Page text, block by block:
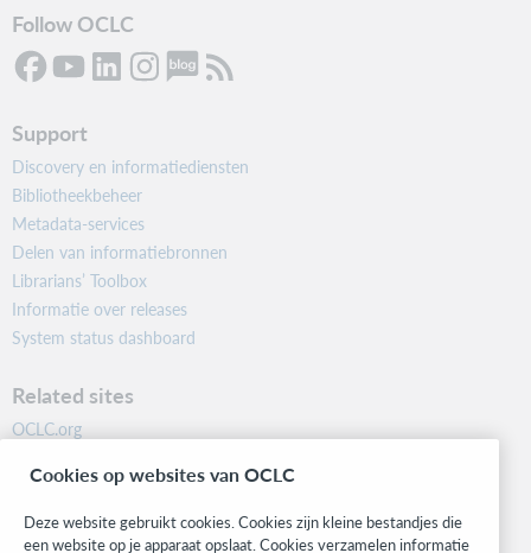
Follow OCLC
Support
Discovery en informatiediensten
Bibliotheekbeheer
Metadata-services
Delen van informatiebronnen
Librarians’ Toolbox
Informatie over releases
System status dashboard
Related sites
OCLC.org
Community
Research
WebJunction
Cookies op websites van OCLC
Deze website gebruikt cookies. Cookies zijn kleine bestandjes die
een website op je apparaat opslaat. Cookies verzamelen informatie